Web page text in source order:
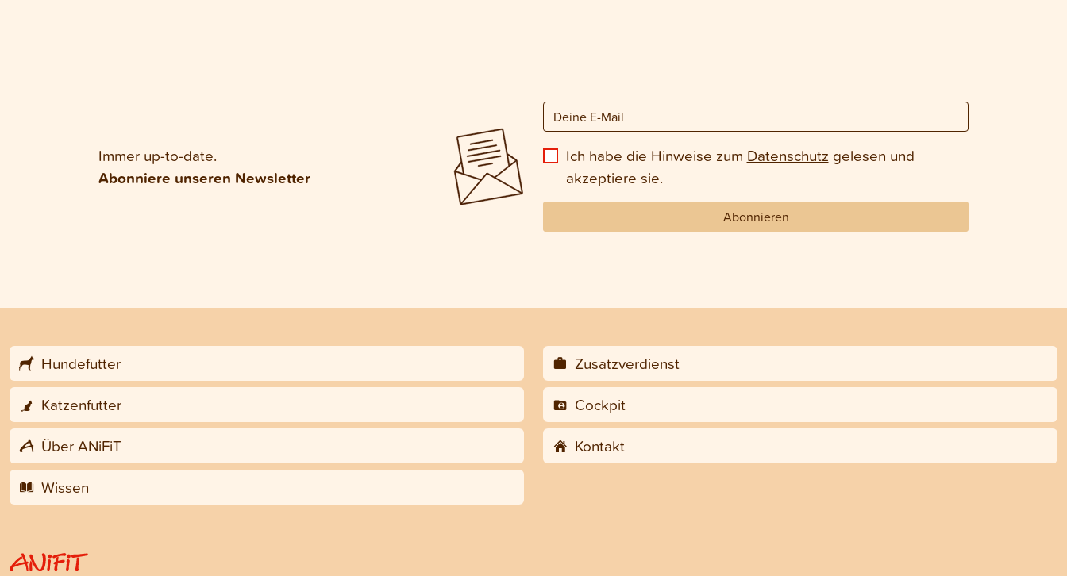
Immer up-to-date.
Abonniere unseren Newsletter
Ich habe die Hinweise zum Datenschutz gelesen und
akzeptiere sie.
Abonnieren
Hundefutter
Katzenfutter
Über ANiFiT
Wissen
Zusatzverdienst
Cockpit
Kontakt